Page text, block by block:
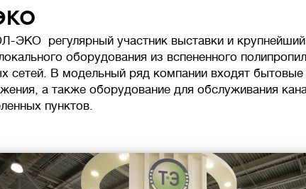
ЭКО регулярный участник выставки и крупнейший
оборудования из вспененного
сетей. В модельный ряд компании входят
а также оборудование для обслуживания
пунктов.